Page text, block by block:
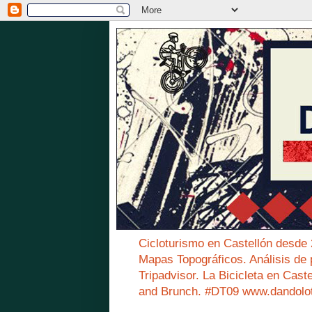
Cicloturismo en Castellón
Mapas Topográficos. Análisis
Tripadvisor. La Bicicleta en
and Brunch. #DT09